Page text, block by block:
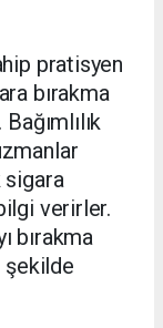
pratisyen
bırakma
verirler.
bırakma
şekilde